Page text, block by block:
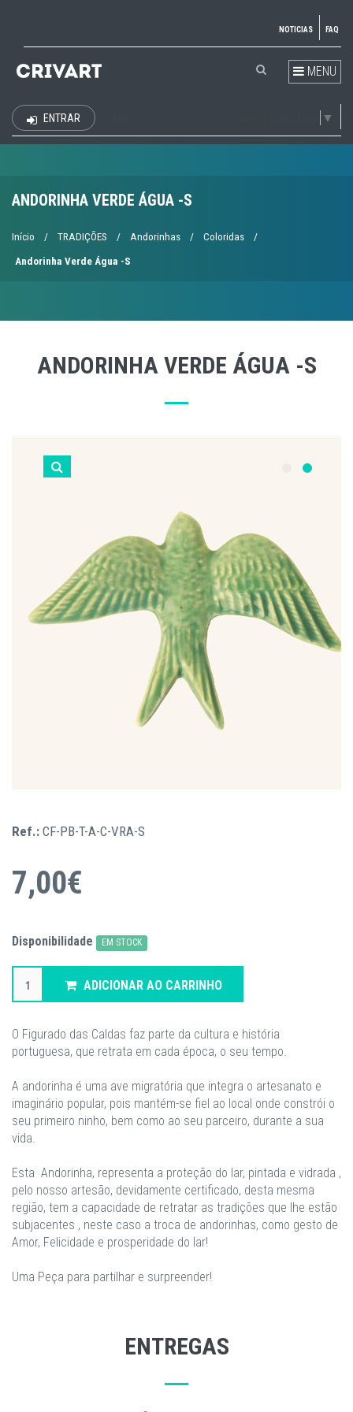
NOTICIAS FAQ
MENU
▼
ENTRAR
ANDORINHA VERDE ÁGUA -S
Início / TRADIÇÕES / Andorinhas / Coloridas /
Andorinha Verde Água -S
ANDORINHA VERDE ÁGUA -S
Ref.: CF-PB-T-A-C-VRA-S
7,00€
Disponibilidade EM STOCK
ADICIONAR AO CARRINHO
O Figurado das Caldas faz parte da cultura e história
portuguesa, que retrata em cada época, o seu tempo.
A andorinha é uma ave migratória que integra o artesanato e
imaginário popular, pois mantém-se fiel ao local onde constrói o
seu primeiro ninho, bem como ao seu parceiro, durante a sua
vida.
Esta Andorinha, representa a proteção do lar, pintada e vidrada ,
pelo nosso artesão, devidamente certificado, desta mesma
região, tem a capacidade de retratar as tradições que lhe estão
subjacentes , neste caso a troca de andorinhas, como gesto de
Amor, Felicidade e prosperidade do lar!
Uma Peça para partilhar e surpreender!
ENTREGAS